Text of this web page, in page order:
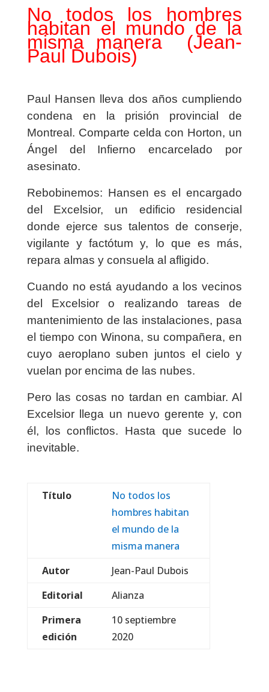
No todos los hombres
habitan el mundo de la
misma manera (Jean-
Paul Dubois)
Paul Hansen lleva dos años cumpliendo
condena en la prisión provincial de
Montreal. Comparte celda con Horton, un
Ángel del Infierno encarcelado por
asesinato.
Rebobinemos: Hansen es el encargado
del Excelsior, un edificio residencial
donde ejerce sus talentos de conserje,
vigilante y factótum y, lo que es más,
repara almas y consuela al afligido.
Cuando no está ayudando a los vecinos
del Excelsior o realizando tareas de
mantenimiento de las instalaciones, pasa
el tiempo con Winona, su compañera, en
cuyo aeroplano suben juntos el cielo y
vuelan por encima de las nubes.
Pero las cosas no tardan en cambiar. Al
Excelsior llega un nuevo gerente y, con
él, los conflictos. Hasta que sucede lo
inevitable.
Título
No todos los
hombres habitan
el mundo de la
misma manera
Autor
Jean-Paul Dubois
Editorial
Alianza
Primera
edición
10 septiembre
2020